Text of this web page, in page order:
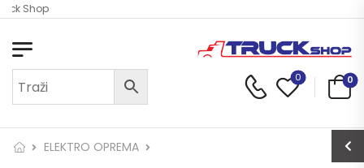
Shop
0 0
ELEKTRO OPREMA